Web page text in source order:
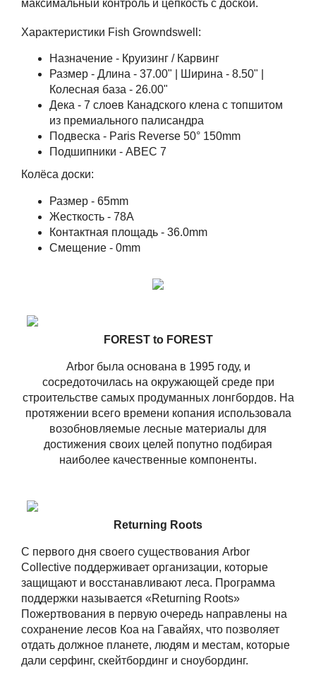
максимальный контроль и цепкость с доской.
Характеристики Fish Growndswell:
Назначение - Круизинг / Карвинг
Размер - Длина - 37.00" | Ширина - 8.50" |
Колесная база - 26.00"
Дека - 7 слоев Канадского клена с топшитом
из премиального палисандра
Подвеска - Paris Reverse 50° 150mm
Подшипники - ABEC 7
Колёса доски:
Размер - 65mm
Жесткость - 78A
Контактная площадь - 36.0mm
Смещение - 0mm
FOREST to FOREST
Arbor была основана в 1995 году, и
сосредоточилась на окружающей среде при
строительстве самых продуманных лонгбордов. На
протяжении всего времени копания использовала
возобновляемые лесные материалы для
достижения своих целей попутно подбирая
наиболее качественные компоненты.
Returning Roots
С первого дня своего существования Arbor
Collective поддерживает организации, которые
защищают и восстанавливают леса. Программа
поддержки называется «Returning Roots»
Пожертвования в первую очередь направлены на
сохранение лесов Коа на Гавайях, что позволяет
отдать должное планете, людям и местам, которые
дали серфинг, скейтбординг и сноубординг.